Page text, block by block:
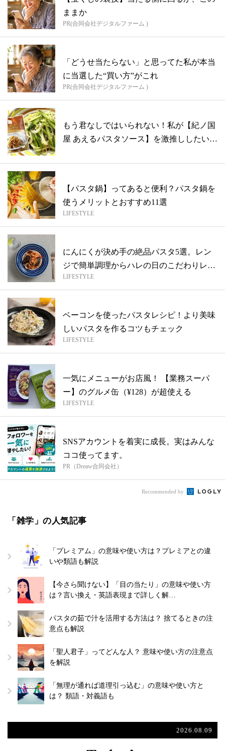
ままか
PR(合同会社デジタルファーム )
「どうせ当たらない」と思ってた私が本当
に当選した“買い方”がこれ
PR(合同会社デジタルファーム )
もう君なしではいられない！私が【紀ノ国
屋 あえるパスタソース】を激推ししたい理
【パスタ鍋】ってあると便利？パスタ鍋を
使うメリットとおすすめ11選
LIFESTYLE
にんにくが決め手の絶品パスタ5選。レン
ジで簡単調理からハレの日のこだわりレシ
ピま...
LIFESTYLE
ベーコンを使ったパスタレシピ！より美味
しいパスタを作るコツもチェック
LIFESTYLE
一気にメニューがお店風！ 【業務スーパ
ー】のグルメ缶（¥128）が超使える
LIFESTYLE
SNSアカウントを着実に成長。実はみんな
ココ使ってます。
PR（Dreaw合同会社）
Recommended by
「雑学」の人気記事
「プレミアム」の意味や使い方は？プレミアとの違
いや類語も解説
【今さら聞けない】「目の当たり」の意味や使い方
は？言い換え・英語表現まで詳しく解…
パスタの茹で汁を活用する方法は？ 捨てるときの注
意点も解説
「聖人君子」ってどんな人？ 意味や使い方の注意点
を解説
「無理が通れば道理引っ込む」の意味や使い方と
は？ 類語・対義語も
2026.08.09